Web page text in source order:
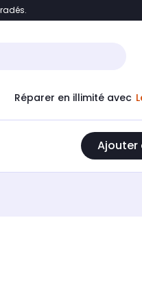
Accéder directement
Réparer en illimité avec
Ajouter